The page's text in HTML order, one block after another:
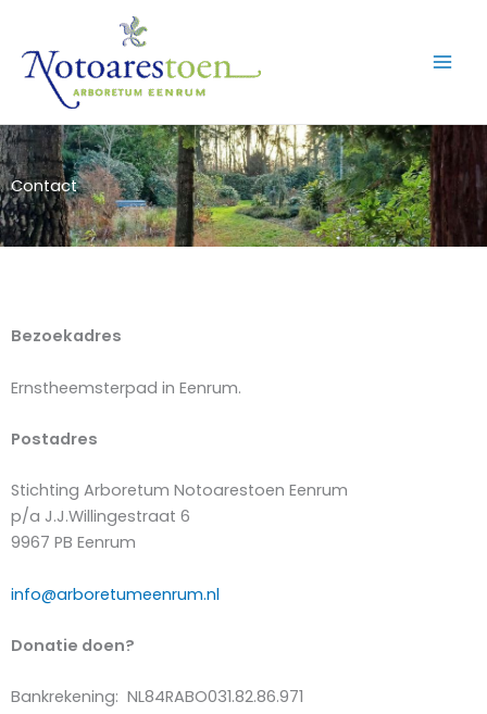
inhoud
Contact
Bezoekadres
Ernstheemsterpad in Eenrum.
Postadres
Stichting Arboretum Notoarestoen Eenrum
p/a J.J.Willingestraat 6
9967 PB Eenrum
info@arboretumeenrum.nl
Donatie doen?
Bankrekening: NL84RABO031.82.86.971